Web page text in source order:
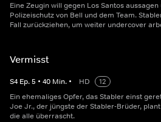
Eine Zeugin will gegen Los Santos
Polizeischutz von Bell und dem Team.
Fall zurückziehen, um weiter undercover
Vermisst
S4 Ep.5 • 40 Min. • HD
12
Ein ehemaliges Opfer, das Stabler einst
Joe Jr., der jüngste der Stabler-Brüder,
die alle überrascht.